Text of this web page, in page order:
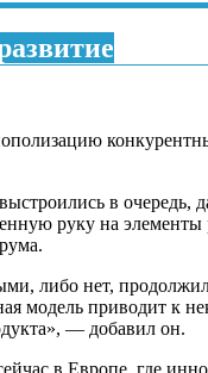
в очередь,
руку на элементы
либо нет,
модель приводит к
— добавил он.
в Европе, где